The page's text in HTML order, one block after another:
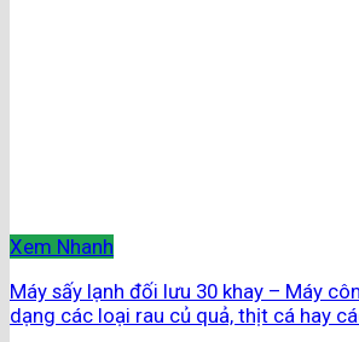
Xem Nhanh
Máy sấy lạnh đối lưu 30 khay – Máy
dạng các loại rau củ quả, thịt cá hay